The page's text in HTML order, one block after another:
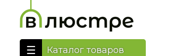
Каталог товаров